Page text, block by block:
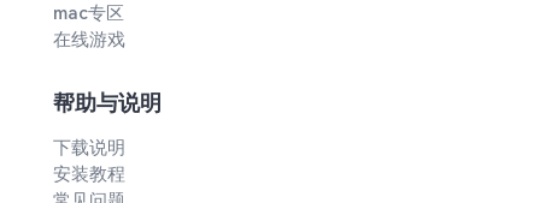
mac专区
在线游戏
帮助与说明
下载说明
安装教程